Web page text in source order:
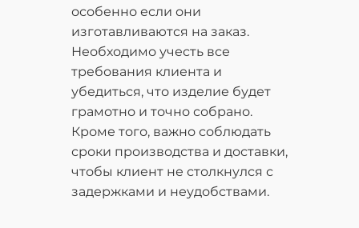
особенно если они
изготавливаются на заказ.
Необходимо учесть все
требования клиента и
убедиться, что изделие будет
грамотно и точно собрано.
Кроме того, важно соблюдать
сроки производства и доставки,
чтобы клиент не столкнулся с
задержками и неудобствами.